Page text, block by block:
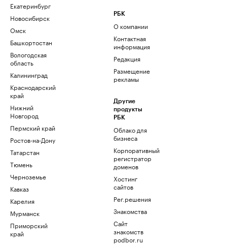
Екатеринбург
Новосибирск
Омск
Башкортостан
Вологодская
область
Калининград
Краснодарский
край
Нижний
Новгород
Пермский край
Ростов-на-Дону
Татарстан
Тюмень
Черноземье
Кавказ
Карелия
Мурманск
Приморский
край
РБК
О компании
Контактная
информация
Редакция
Размещение
рекламы
Другие
продукты
РБК
Облако для
бизнеса
Корпоративный
регистратор
доменов
Хостинг
сайтов
Рег.решения
Знакомства
Сайт
знакомств
podbor.ru